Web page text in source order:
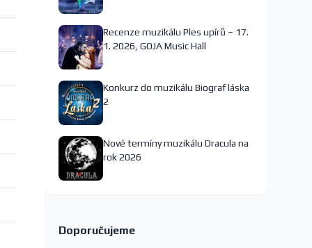
Recenze muzikálu Ples upírů – 17.
1. 2026, GOJA Music Hall
Konkurz do muzikálu Biograf láska
2
Nové termíny muzikálu Dracula na
rok 2026
Doporučujeme